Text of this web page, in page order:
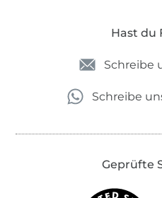
Hast du
Schreibe
Schreibe
Geprüfte